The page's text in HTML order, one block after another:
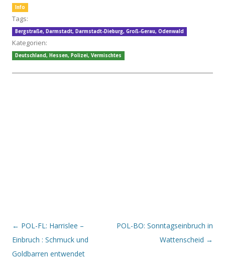
Info
Tags:
Bergstraße, Darmstadt, Darmstadt-Dieburg, Groß-Gerau, Odenwald
Kategorien:
Deutschland, Hessen, Polizei, Vermischtes
Beitrags-Navigation
← POL-FL: Harrislee –
Einbruch : Schmuck und
Goldbarren entwendet
POL-BO: Sonntagseinbruch in
Wattenscheid →